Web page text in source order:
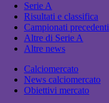
Serie A
Risultati e classifica
Campionati precedenti
Altre di Serie A
Altre news
Calciomercato
News calciomercato
Obiettivi mercato